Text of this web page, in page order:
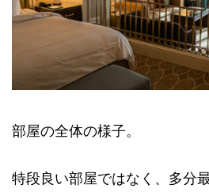
部屋の全体の様子。
特段良い部屋ではなく、多分